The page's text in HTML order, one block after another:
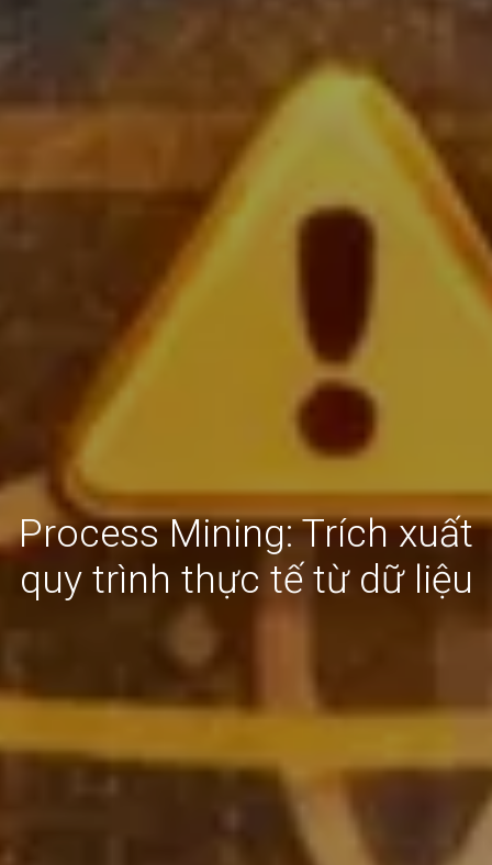
Process Mining: Trích xuất
quy trình thực tế từ dữ liệu